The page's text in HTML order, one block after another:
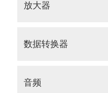
放大器
数据转换器
音频